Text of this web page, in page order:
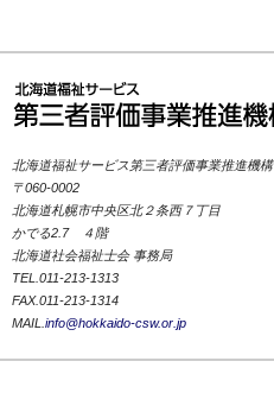
北海道福祉サービス第三者評価事業推進機構
〒060-0002
北海道札幌市中央区北２条西７丁目
かでる2.7 ４階
北海道社会福祉士会 事務局
TEL.011-213-1313
FAX.011-213-1314
MAIL. info@hokkaido-csw.or.jp